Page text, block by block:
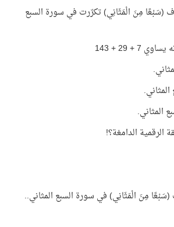
(سَبْعًا مِنَ الْمَثَانِي) تكرّرت في سورة السبع
+ 29 + 143
الرقمية الدامغة؟!
مِنَ الْمَثَانِي) في سورة السبع المثاني..